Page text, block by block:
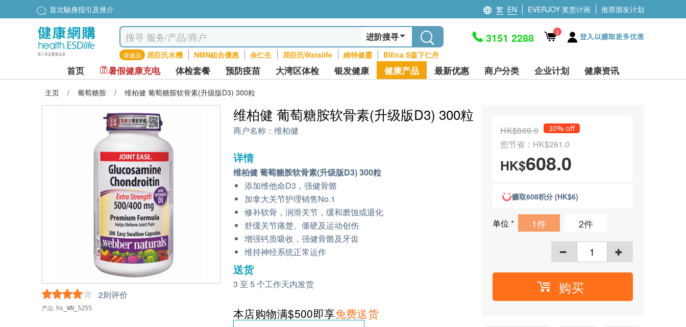
首次驗身指引及推介 繁 EN EVERJOY 奖赏计画 推荐朋友计划
进阶搜寻
保健品 屈臣氏水機 NMN組合優惠 余仁生 屈臣氏Watslife 維特健靈 Bifina S森下仁丹
3151 2288 1 登入以赚取更多优惠
首页 暑假健康充电 体检套餐 预防疫苗 大湾区体检 银发健康 健康产品 最新优惠 商户分类 企业计划 健康资讯
主页 / 葡萄糖胺 / 维柏健 葡萄糖胺软骨素(升级版D3) 300粒
2则评价
产品: hs_WN_5255
维柏健 葡萄糖胺软骨素(升级版D3) 300粒
商户名称： 维柏健
详情
维柏健 葡萄糖胺软骨素(升级版D3) 300粒
添加维他命D3，强健骨骼
加拿大关节护理销售No.1
修补软骨，润滑关节，缓和磨蚀或退化
舒缓关节痛楚、僵硬及运动创伤
增强钙质吸收，强健骨骼及牙齿
维持神经系统正常运作
送货
3 至 5 个工作天内发货
本店购物满$500即享免费送货
HK$869.0 30% off
您节省：HK$261.0
HK$608.0
赚取608积分 (HK$6)
单位* 1件 2件
购买